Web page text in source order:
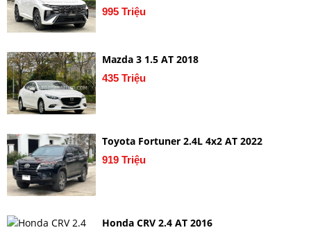
995 Triệu
Mazda 3 1.5 AT 2018
435 Triệu
Toyota Fortuner 2.4L 4x2 AT 2022
919 Triệu
Honda CRV 2.4 AT 2016